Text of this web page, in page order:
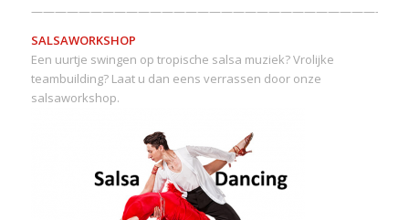
———————————————————————————————-
SALSAWORKSHOP
Een uurtje swingen op tropische salsa muziek? Vrolijke
teambuilding? Laat u dan eens verrassen door onze
salsaworkshop.